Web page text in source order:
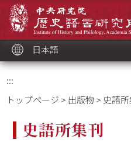
ッ
ク
日本語
:::
トップページ > 出版物 > 史語
史語所集刊